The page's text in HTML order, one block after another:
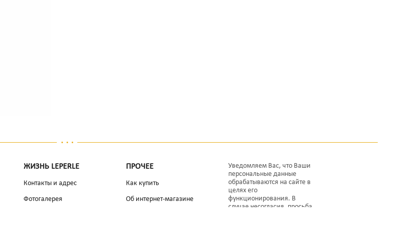
ЖИЗНЬ LEPERLE
Контакты и адрес
Фотогалерея
ПРОЧЕЕ
Как купить
Об интернет-магазине
Уведомляем Вас, что Ваши
персональные данные
обрабатываются на сайте в
целях его
функционирования. В
случае несогласия, просьба